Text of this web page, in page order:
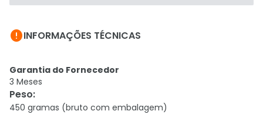
INFORMAÇÕES TÉCNICAS
Garantia do Fornecedor
3 Meses
Peso:
450 gramas (bruto com embalagem)